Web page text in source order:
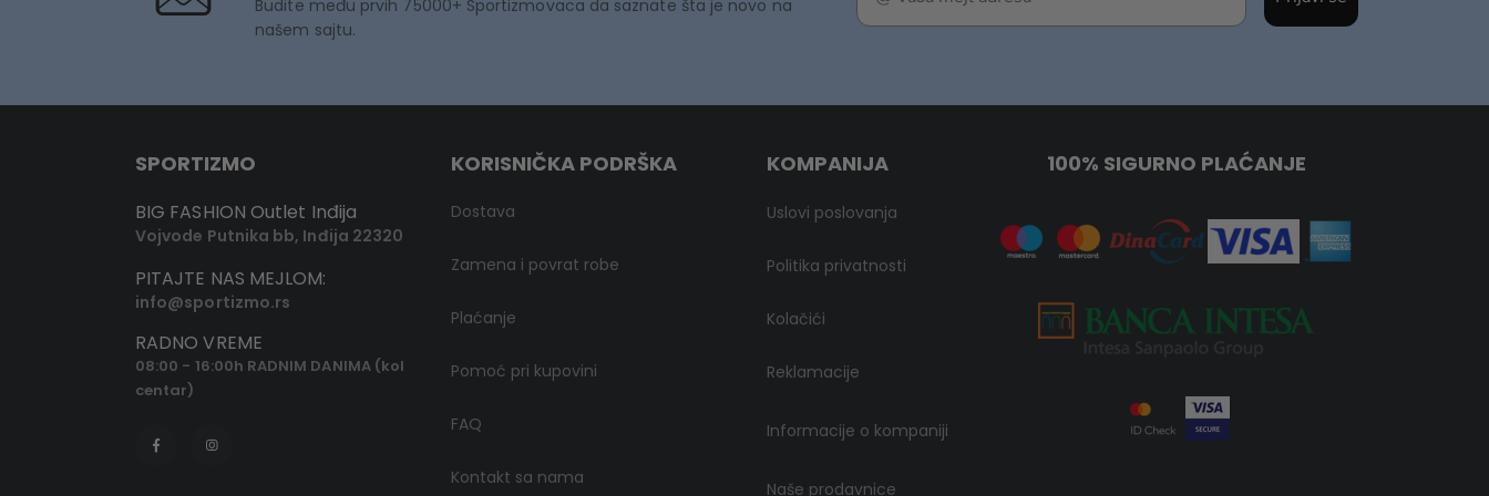
Budite među prvih 75000+ Sportizmovaca da saznate šta je novo na
našem sajtu.
SPORTIZMO
BIG FASHION Outlet Inđija
Vojvode Putnika bb, Inđija 22320
PITAJTE NAS MEJLOM:
info@sportizmo.rs
RADNO VREME
08:00 - 16:00h RADNIM DANIMA (kol
centar)
KORISNIČKA PODRŠKA
Dostava
Zamena i povrat robe
Plaćanje
Pomoć pri kupovini
FAQ
Kontakt sa nama
KOMPANIJA
Uslovi poslovanja
Politika privatnosti
Kolačići
Reklamacije
Informacije o kompaniji
Naše prodavnice
100% SIGURNO PLAĆANJE